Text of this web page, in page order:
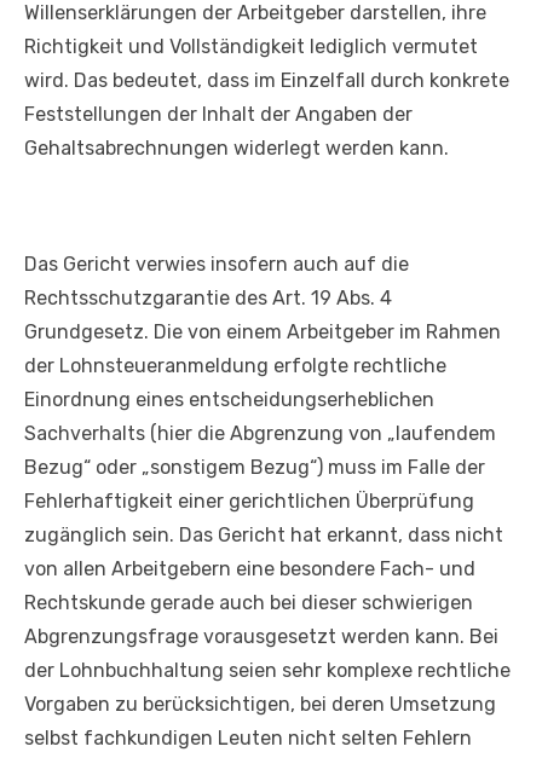
Willenserklärungen der Arbeitgeber darstellen, ihre
Richtigkeit und Vollständigkeit lediglich vermutet
wird. Das bedeutet, dass im Einzelfall durch konkrete
Feststellungen der Inhalt der Angaben der
Gehaltsabrechnungen widerlegt werden kann.
Das Gericht verwies insofern auch auf die
Rechtsschutzgarantie des Art. 19 Abs. 4
Grundgesetz. Die von einem Arbeitgeber im Rahmen
der Lohnsteueranmeldung erfolgte rechtliche
Einordnung eines entscheidungserheblichen
Sachverhalts (hier die Abgrenzung von „laufendem
Bezug“ oder „sonstigem Bezug“) muss im Falle der
Fehlerhaftigkeit einer gerichtlichen Überprüfung
zugänglich sein. Das Gericht hat erkannt, dass nicht
von allen Arbeitgebern eine besondere Fach- und
Rechtskunde gerade auch bei dieser schwierigen
Abgrenzungsfrage vorausgesetzt werden kann. Bei
der Lohnbuchhaltung seien sehr komplexe rechtliche
Vorgaben zu berücksichtigen, bei deren Umsetzung
selbst fachkundigen Leuten nicht selten Fehlern